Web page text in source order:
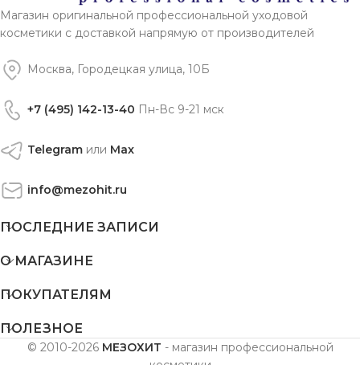
Магазин оригинальной профессиональной уходовой
косметики с доставкой напрямую от производителей
Москва, Городецкая улица, 10Б
+7 (495) 142-13-40 Пн-Вс 9-21 мск
Telegram или Max
info@mezohit.ru
ПОСЛЕДНИЕ ЗАПИСИ
О МАГАЗИНЕ
ПОКУПАТЕЛЯМ
ПОЛЕЗНОЕ
© 2010-2026 МЕЗОХИТ - магазин профессиональной